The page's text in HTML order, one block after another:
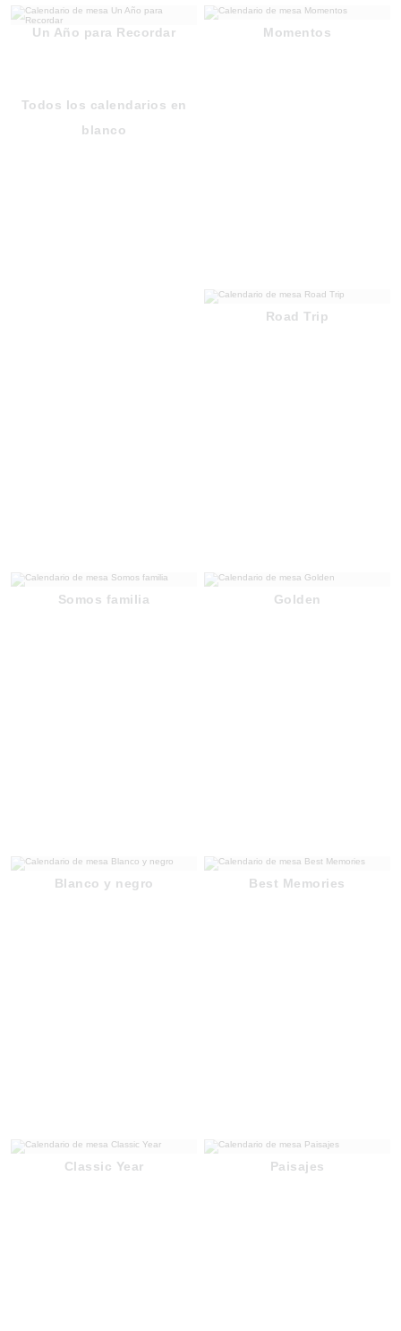
Un Año para Recordar Momentos
Road Trip
Somos familia Golden
Blanco y negro Best Memories
Classic Year Paisajes
Todos los calendarios en
blanco